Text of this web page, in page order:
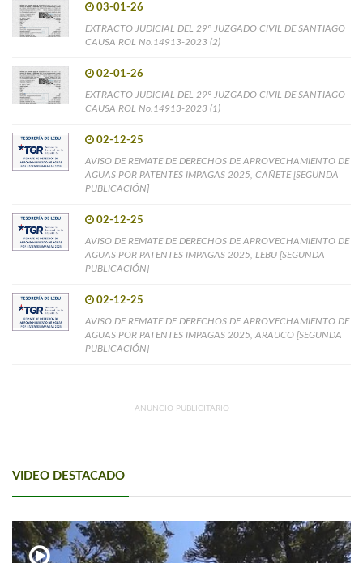
03-01-26
EXTRACTO JUDICIAL DEL 29° JUZGADO CIVIL DE SANTIAGO
CAUSA ROL No.14913-2023 (2)
02-01-26
EXTRACTO JUDICIAL DEL 29° JUZGADO CIVIL DE SANTIAGO
CAUSA ROL No.14913-2023 (1)
02-12-25
AVISO DE REMATE DE DERECHOS DE APROVECHAMIENTO DE
AGUAS POR PATENTES IMPAGAS 2025, CAÑETE [SEGUNDA
PUBLICACIÓN]
02-12-25
AVISO DE REMATE DE DERECHOS DE APROVECHAMIENTO DE
AGUAS POR PATENTES IMPAGAS 2025, LEBU [SEGUNDA
PUBLICACIÓN]
02-12-25
AVISO DE REMATE DE DERECHOS DE APROVECHAMIENTO DE
AGUAS POR PATENTES IMPAGAS 2025, ARAUCO [SEGUNDA
PUBLICACIÓN]
ANUNCIO PUBLICITARIO
VIDEO DESTACADO